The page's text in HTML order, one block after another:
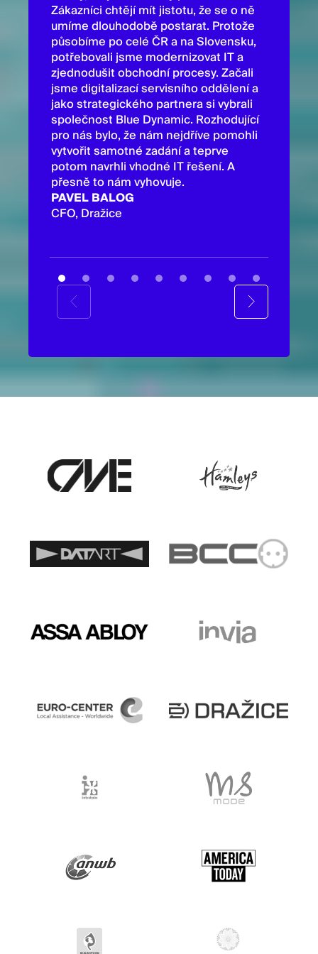
Zákazníci chtějí mít jistotu, že se o ně
umíme dlouhodobě postarat. Protože
působíme po celé ČR a na Slovensku,
potřebovali jsme modernizovat IT a
zjednodušit obchodní procesy. Začali
jsme digitalizací servisního oddělení a
jako strategického partnera si vybrali
společnost Blue Dynamic. Rozhodující
pro nás bylo, že nám nejdříve pomohli
vytvořit samotné zadání a teprve
potom navrhli vhodné IT řešení. A
přesně to nám vyhovuje.
PAVEL BALOG
CFO, Dražice